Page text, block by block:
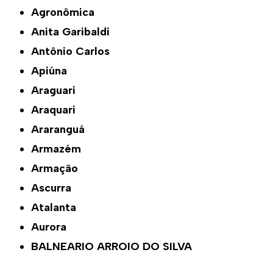
Agronômica
Anita Garibaldi
Antônio Carlos
Apiúna
Araguari
Araquari
Araranguá
Armazém
Armação
Ascurra
Atalanta
Aurora
BALNEARIO ARROIO DO SILVA